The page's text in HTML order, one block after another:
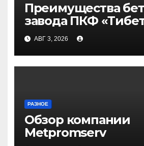
Преимущества
завода ПКФ
Волгограде и
АВГ 3, 2026
РАЗНОЕ
Обзор компании
Metpromserv